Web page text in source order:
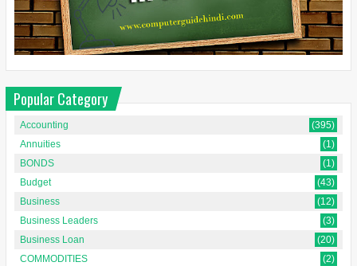
Popular Category
Accounting
(395)
Annuities
(1)
BONDS
(1)
Budget
(43)
Business
(12)
Business Leaders
(3)
Business Loan
(20)
COMMODITIES
(2)